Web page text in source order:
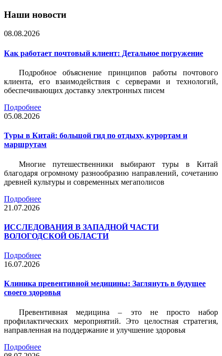
Наши новости
08.08.2026
Как работает почтовый клиент: Детальное погружение
Подробное объяснение принципов работы почтового
клиента, его взаимодействия с серверами и технологий,
обеспечивающих доставку электронных писем
Подробнее
05.08.2026
Туры в Китай: большой гид по отдыху, курортам и
маршрутам
Многие путешественники выбирают туры в Китай
благодаря огромному разнообразию направлений, сочетанию
древней культуры и современных мегаполисов
Подробнее
21.07.2026
ИССЛЕДОВАНИЯ В ЗАПАДНОЙ ЧАСТИ
ВОЛОГОДСКОЙ ОБЛАСТИ
Подробнее
16.07.2026
Клиника превентивной медицины: Заглянуть в будущее
своего здоровья
Превентивная медицина – это не просто набор
профилактических мероприятий. Это целостная стратегия,
направленная на поддержание и улучшение здоровья
Подробнее